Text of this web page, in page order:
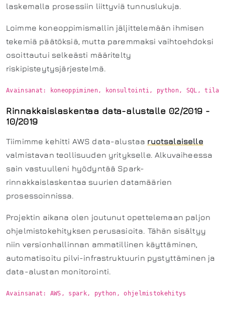
laskemalla prosessiin liittyviä tunnuslukuja.
Loimme koneoppimismallin jäljittelemään ihmisen
tekemiä päätöksiä, mutta paremmaksi vaihtoehdoksi
osoittautui selkeästi määritelty
riskipisteytysjärjestelmä.
Rinnakkaislaskentaa data-alustalle 02/2019 -
10/2019
Tiimimme kehitti AWS data-alustaa ruotsalaiselle
valmistavan teollisuuden yritykselle. Alkuvaiheessa
sain vastuulleni hyödyntää Spark-
rinnakkaislaskentaa suurien datamäärien
prosessoinnissa.
Projektin aikana olen joutunut opettelemaan paljon
ohjelmistokehityksen perusasioita. Tähän sisältyy
niin versionhallinnan ammatillinen käyttäminen,
automatisoitu pilvi-infrastruktuurin pystyttäminen ja
data-alustan monitorointi.